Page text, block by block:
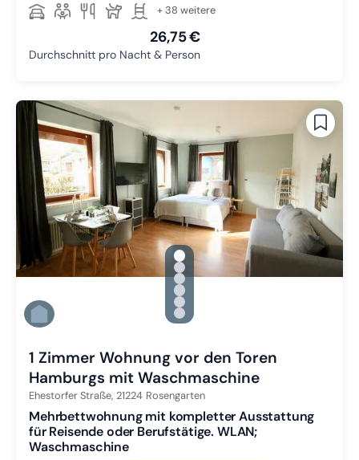
+ 38 weitere
26,75 €
Durchschnitt pro Nacht & Person
gallery.slide_selector
Zu Slide 1 wechseln
Zu Slide 2 wechseln
Zu Slide 3 wechseln
Zu Slide 4 wechseln
Zu Slide 5 wechseln
Zu Slide 6 wechseln
1 Zimmer Wohnung vor den Toren
Hamburgs mit Waschmaschine
Ehestorfer Straße, 21224 Rosengarten
Mehrbettwohnung mit kompletter Ausstattung
für Reisende oder Berufstätige. WLAN;
Waschmaschine